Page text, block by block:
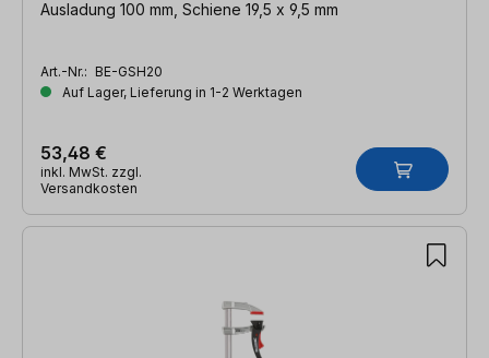
Ausladung 100 mm, Schiene 19,5 x 9,5 mm
Art.-Nr.: BE-GSH20
Auf Lager, Lieferung in 1-2 Werktagen
53,48 €
inkl. MwSt. zzgl.
Versandkosten